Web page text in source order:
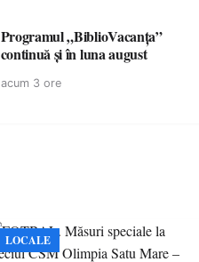
Programul „BiblioVacanța”
continuă și în luna august
acum 3 ore
LOCALE